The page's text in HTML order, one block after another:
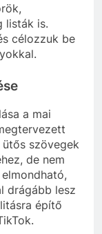
listák is.
célozzuk be
a mai
szövegek
de nem
drágább lesz
építő